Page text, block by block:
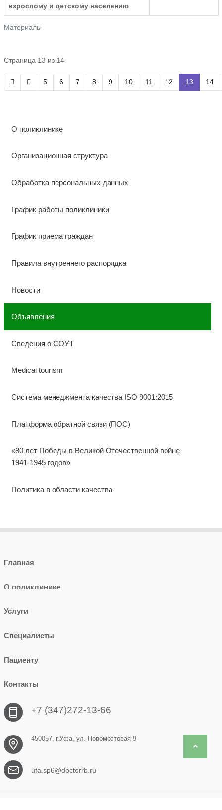
О поликлинике
Организационная структура
Обработка персональных данных
График работы поликлиники
График приема граждан
Правила внутреннего распорядка
Новости
Объявления
Сведения о СОУТ
Medical tourism
Система менеджмента качества ISO 9001:2015
Платформа обратной связи (ПОС)
«80 лет Победы в Великой Отечественной войне
1941-1945 годов»
Политика в области качества
Материалы
взрослому и детскому населению
Страница 13 из 14
5 6 7 8 9 10 11 12 13 14
Главная
О поликлинике
Услуги
Специалисты
Пациенту
Контакты
+7 (347)272-13-66
450057, г.Уфа, ул. Новомостовая 9
ufa.sp6@doctorrb.ru